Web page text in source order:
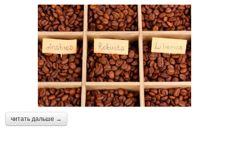
читать дальше →